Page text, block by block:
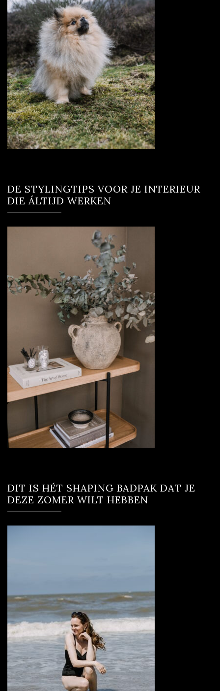
DE STYLINGTIPS VOOR JE INTERIEUR
DIE ÁLTIJD WERKEN
DIT IS HÉT SHAPING BADPAK DAT JE
DEZE ZOMER WILT HEBBEN